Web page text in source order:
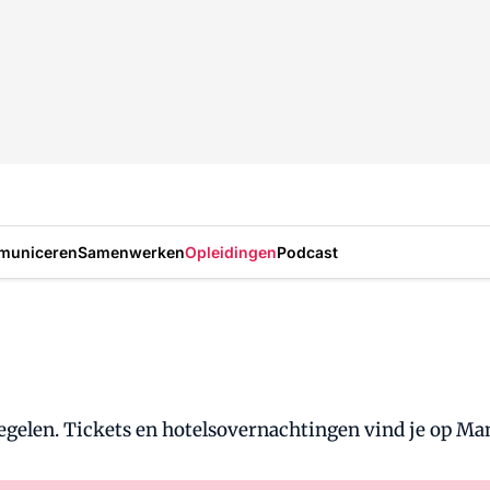
SamenwerkenOpleidingenPodcast
Tickets en hotelsovernachtingen vind je op